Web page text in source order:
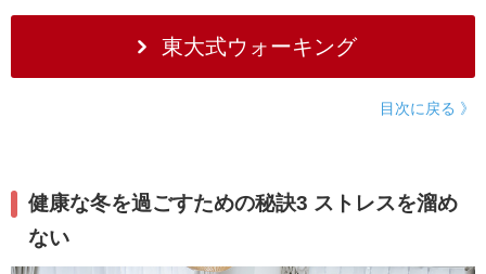
東大式ウォーキング
目次に戻る 》
健康な冬を過ごすための秘訣3 ストレスを溜め
ない